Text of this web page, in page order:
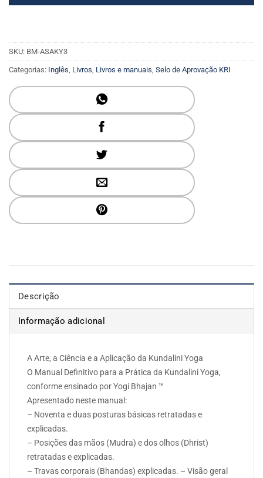
SKU: BM-ASAKY3
Categorias: Inglês Livros Livros e manuais Selo de Aprovação KRI
Descrição
Informação adicional
A Arte, a Ciência e a Aplicação da Kundalini Yoga
O Manual Definitivo para a Prática da Kundalini Yoga,
conforme ensinado por Yogi Bhajan ™
Apresentado neste manual:
– Noventa e duas posturas básicas retratadas e
explicadas.
– Posições das mãos (Mudra) e dos olhos (Dhrist)
retratadas e explicadas.
– Travas corporais (Bhandas) explicadas. – Visão geral